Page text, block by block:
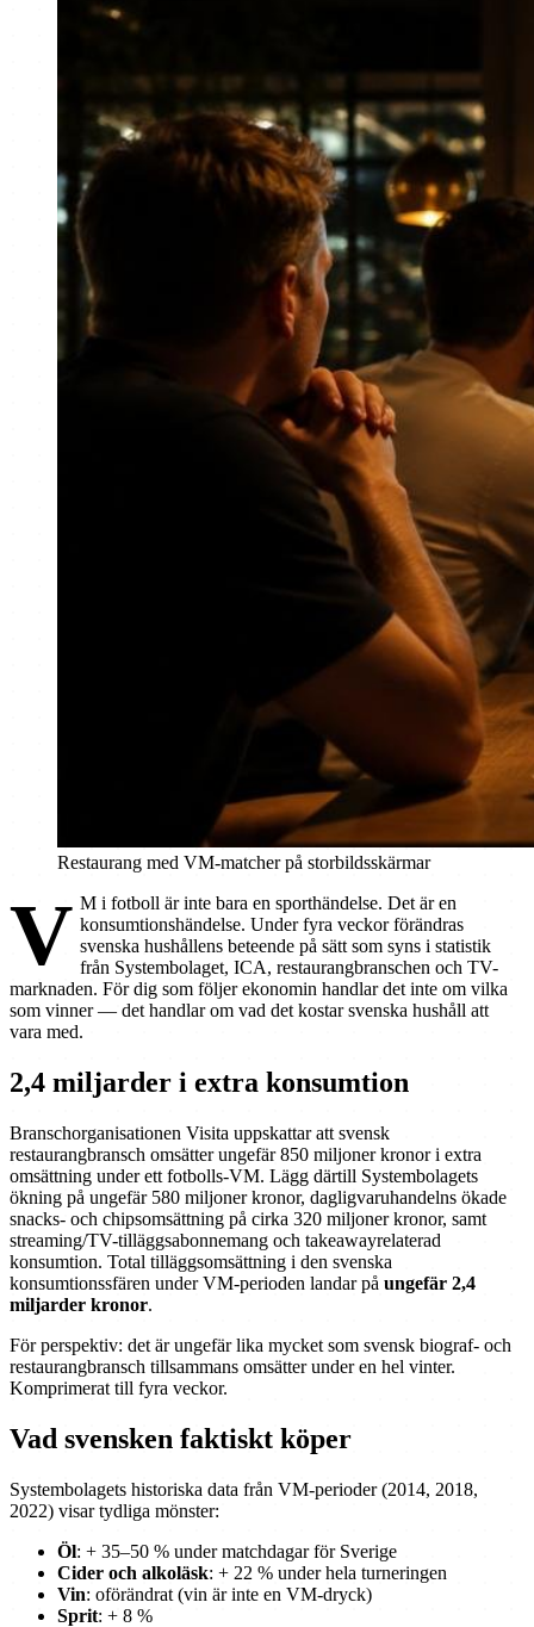
Restaurang med VM-matcher på storbildsskärmar
V M i fotboll är inte bara en sporthändelse. Det är en
konsumtionshändelse. Under fyra veckor förändras
svenska hushållens beteende på sätt som syns i statistik
från Systembolaget, ICA, restaurangbranschen och TV-
marknaden. För dig som följer ekonomin handlar det inte om vilka
som vinner — det handlar om vad det kostar svenska hushåll att
vara med.
2,4 miljarder i extra konsumtion
Branschorganisationen Visita uppskattar att svensk
restaurangbransch omsätter ungefär 850 miljoner kronor i extra
omsättning under ett fotbolls-VM. Lägg därtill Systembolagets
ökning på ungefär 580 miljoner kronor, dagligvaruhandelns ökade
snacks- och chipsomsättning på cirka 320 miljoner kronor, samt
streaming/TV-tilläggsabonnemang och takeawayrelaterad
konsumtion. Total tilläggsomsättning i den svenska
konsumtionssfären under VM-perioden landar på ungefär 2,4
miljarder kronor.
För perspektiv: det är ungefär lika mycket som svensk biograf- och
restaurangbransch tillsammans omsätter under en hel vinter.
Komprimerat till fyra veckor.
Vad svensken faktiskt köper
Systembolagets historiska data från VM-perioder (2014, 2018,
2022) visar tydliga mönster:
Öl: + 35–50 % under matchdagar för Sverige
Cider och alkoläsk: + 22 % under hela turneringen
Vin: oförändrat (vin är inte en VM-dryck)
Sprit: + 8 %